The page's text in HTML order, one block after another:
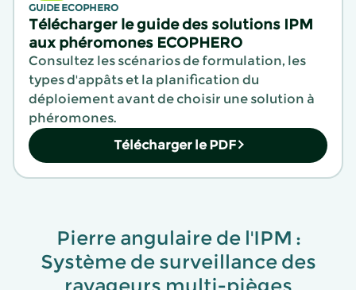
GUIDE ECOPHERO
Télécharger le guide des solutions IPM
aux phéromones ECOPHERO
Consultez les scénarios de formulation, les
types d'appâts et la planification du
déploiement avant de choisir une solution à
phéromones.
Télécharger le PDF
Pierre angulaire de l'IPM :
Système de surveillance des